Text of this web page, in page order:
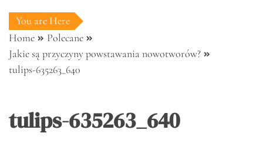
You are Here
Home
Polecane
Jakie są przyczyny powstawania nowotworów?
tulips-635263_640
tulips-635263_640